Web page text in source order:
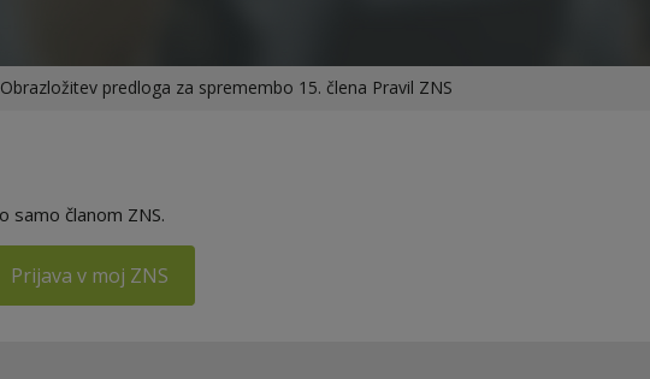
Obrazložitev predloga za spremembo 15. člena Pravil ZNS
samo članom ZNS.
Prijava v moj ZNS